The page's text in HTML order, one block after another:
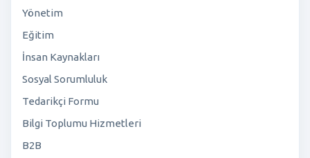
Yönetim
Eğitim
İnsan Kaynakları
Sosyal Sorumluluk
Tedarikçi Formu
Bilgi Toplumu Hizmetleri
B2B